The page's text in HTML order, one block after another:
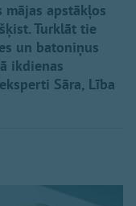
apstākļos
Turklāt tie
un batoniņus
ikdienas
Sāra, Lība